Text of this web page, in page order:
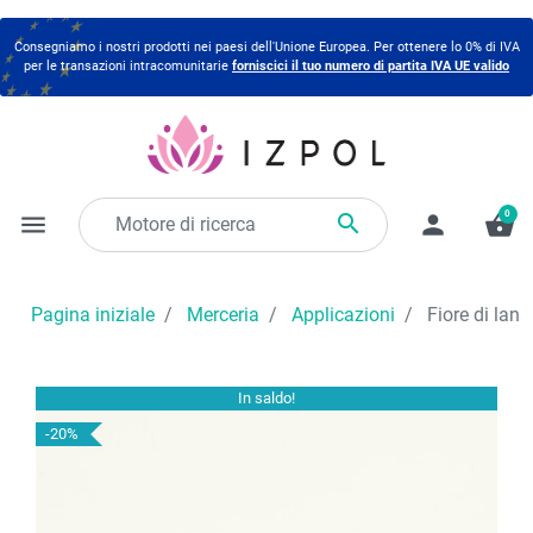
Consegniamo i nostri prodotti nei paesi dell'Unione Europea. Per ottenere lo 0% di IVA
per le transazioni intracomunitarie forniscici il tuo numero di partita IVA UE valido
menu  person shopping_basket
0
Pagina iniziale Merceria Applicazioni Fiore di
In saldo!
-20%